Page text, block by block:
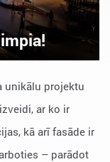
unikālu projektu
ar ko ir
kā arī fasāde ir
– parādot